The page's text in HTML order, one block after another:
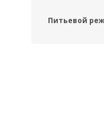
Питьевой